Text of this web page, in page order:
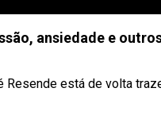
ansiedade e
está de volta